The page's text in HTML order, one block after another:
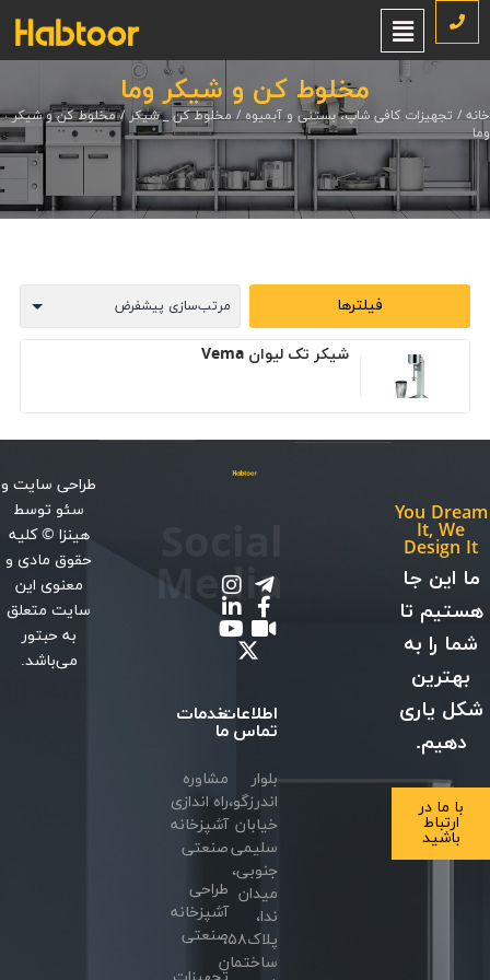
مخلوط کن و شیکر وما
خانه / تجهیزات کافی شاپ، بستنی و آبمیوه /مخلوط کن _ شیکر / مخلوط کن و شیکر
وما
فیلترها
شیکر تک لیوان Vema
You Dream
It, We
Design It
ما این جا
هستیم تا
شما را به
بهترین
شکل یاری
دهیم.
با ما در
ارتباط
باشید
اطلاعات
تماس
بلوار
اندرزگو،
خیابان
سلیمی
جنوبی،
میدان
ندا،
پلاک۵۸،
ساختمان
Media
خدمات
ما
مشاوره
راه اندازی
آشپزخانه
صنعتی
طراحی
آشپزخانه
صنعتی
طراحی سایتو
سئوتوسط
هینزا © کلیه
حقوق مادی و
معنوی این
سایت متعلق
به حبتور
می‌باشد.